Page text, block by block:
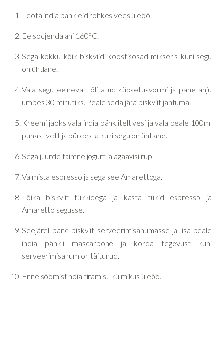
Leota india pähkleid rohkes vees üleöö.
Eelsoojenda ahi 160°C.
Sega kokku kõik biskviidi koostisosad mikseris kuni segu
on ühtlane.
Vala segu eelnevalt õlitatud küpsetusvormi ja pane ahju
umbes 30 minutiks. Peale seda jäta biskviit jahtuma.
Kreemi jaoks vala india pähklitelt vesi ja vala peale 100ml
puhast vett ja püreesta kuni segu on ühtlane.
Sega juurde taimne jogurt ja agaavisiirup.
Valmista espresso ja sega see Amarettoga.
Lõika biskviit tükkidega ja kasta tükid espresso ja
Amaretto segusse.
Seejärel pane biskviit serveerimisanumasse ja lisa peale
india pähkli mascarpone ja korda tegevust kuni
serveerimisanum on täitunud.
Enne söömist hoia tiramisu külmikus üleöö.